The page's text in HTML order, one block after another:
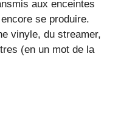
aux enceintes
se produire.
vinyle, du streamer,
(en un mot de la